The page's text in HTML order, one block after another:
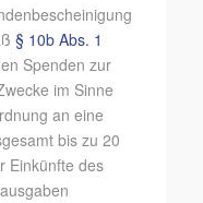
§ 10b Abs. 1
Spenden zur
im Sinne
an eine
bis zu 20
Einkünfte des